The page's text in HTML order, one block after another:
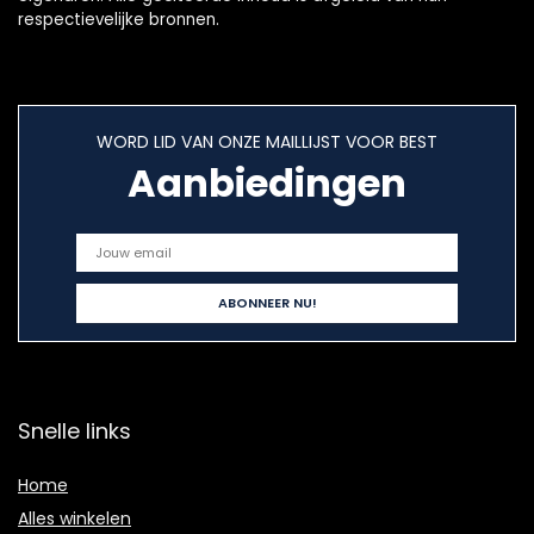
respectievelijke bronnen.
WORD LID VAN ONZE MAILLIJST VOOR BEST
Aanbiedingen
Snelle links
Home
Alles winkelen